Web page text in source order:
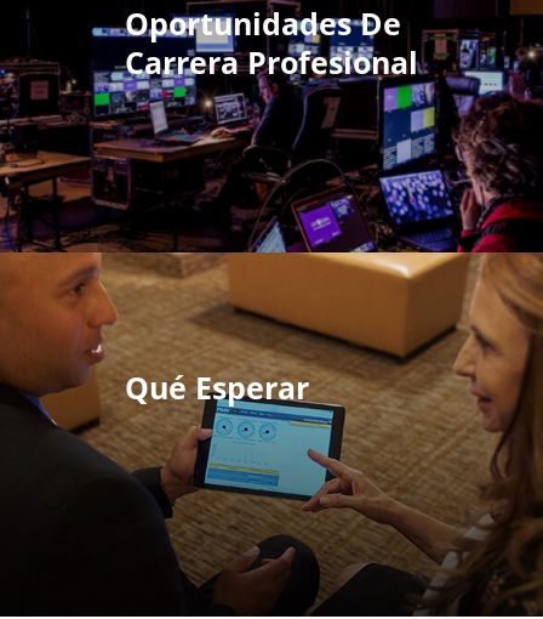
Oportunidades De
Carrera Profesional
Qué Esperar